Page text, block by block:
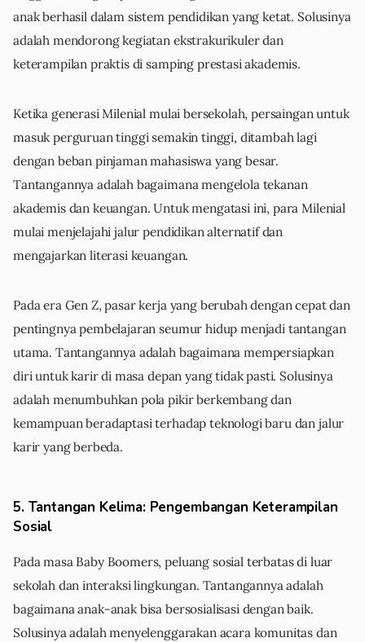
anak berhasil dalam sistem pendidikan yang ketat. Solusinya
adalah mendorong kegiatan ekstrakurikuler dan
keterampilan praktis di samping prestasi akademis.
Ketika generasi Milenial mulai bersekolah, persaingan untuk
masuk perguruan tinggi semakin tinggi, ditambah lagi
dengan beban pinjaman mahasiswa yang besar.
Tantangannya adalah bagaimana mengelola tekanan
akademis dan keuangan. Untuk mengatasi ini, para Milenial
mulai menjelajahi jalur pendidikan alternatif dan
mengajarkan literasi keuangan.
Pada era Gen Z, pasar kerja yang berubah dengan cepat dan
pentingnya pembelajaran seumur hidup menjadi tantangan
utama. Tantangannya adalah bagaimana mempersiapkan
diri untuk karir di masa depan yang tidak pasti. Solusinya
adalah menumbuhkan pola pikir berkembang dan
kemampuan beradaptasi terhadap teknologi baru dan jalur
karir yang berbeda.
5. Tantangan Kelima: Pengembangan Keterampilan
Sosial
Pada masa Baby Boomers, peluang sosial terbatas di luar
sekolah dan interaksi lingkungan. Tantangannya adalah
bagaimana anak-anak bisa bersosialisasi dengan baik.
Solusinya adalah menyelenggarakan acara komunitas dan